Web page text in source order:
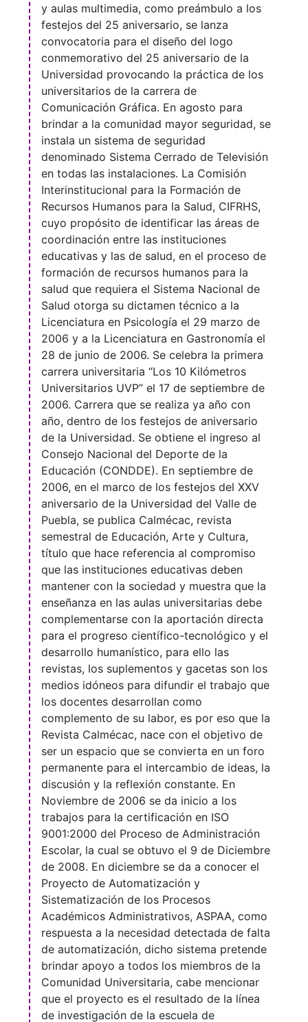
y aulas multimedia, como preámbulo a los
festejos del 25 aniversario, se lanza
convocatoria para el diseño del logo
conmemorativo del 25 aniversario de la
Universidad provocando la práctica de los
universitarios de la carrera de
Comunicación Gráfica. En agosto para
brindar a la comunidad mayor seguridad, se
instala un sistema de seguridad
denominado Sistema Cerrado de Televisión
en todas las instalaciones. La Comisión
Interinstitucional para la Formación de
Recursos Humanos para la Salud, CIFRHS,
cuyo propósito de identificar las áreas de
coordinación entre las instituciones
educativas y las de salud, en el proceso de
formación de recursos humanos para la
salud que requiera el Sistema Nacional de
Salud otorga su dictamen técnico a la
Licenciatura en Psicología el 29 marzo de
2006 y a la Licenciatura en Gastronomía el
28 de junio de 2006. Se celebra la primera
carrera universitaria “Los 10 Kilómetros
Universitarios UVP” el 17 de septiembre de
2006. Carrera que se realiza ya año con
año, dentro de los festejos de aniversario
de la Universidad. Se obtiene el ingreso al
Consejo Nacional del Deporte de la
Educación (CONDDE). En septiembre de
2006, en el marco de los festejos del XXV
aniversario de la Universidad del Valle de
Puebla, se publica Calmécac, revista
semestral de Educación, Arte y Cultura,
título que hace referencia al compromiso
que las instituciones educativas deben
mantener con la sociedad y muestra que la
enseñanza en las aulas universitarias debe
complementarse con la aportación directa
para el progreso científico-tecnológico y el
desarrollo humanístico, para ello las
revistas, los suplementos y gacetas son los
medios idóneos para difundir el trabajo que
los docentes desarrollan como
complemento de su labor, es por eso que la
Revista Calmécac, nace con el objetivo de
ser un espacio que se convierta en un foro
permanente para el intercambio de ideas, la
discusión y la reflexión constante. En
Noviembre de 2006 se da inicio a los
trabajos para la certificación en ISO
9001:2000 del Proceso de Administración
Escolar, la cual se obtuvo el 9 de Diciembre
de 2008. En diciembre se da a conocer el
Proyecto de Automatización y
Sistematización de los Procesos
Académicos Administrativos, ASPAA, como
respuesta a la necesidad detectada de falta
de automatización, dicho sistema pretende
brindar apoyo a todos los miembros de la
Comunidad Universitaria, cabe mencionar
que el proyecto es el resultado de la línea
de investigación de la escuela de